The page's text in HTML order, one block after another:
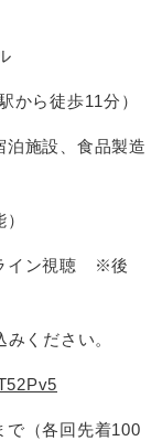
ら徒歩11分）
泊施設、食品製造
イン視聴 ※後
ください。
で（各回先着100